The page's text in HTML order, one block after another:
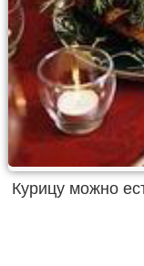
Курицу можно